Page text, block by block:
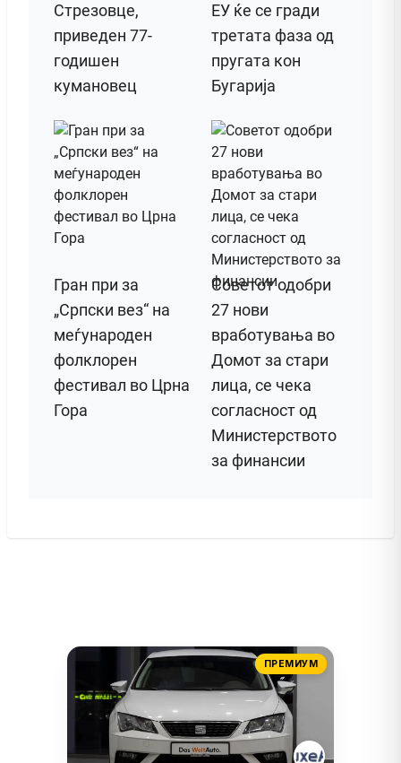
Стрезовце,
приведен 77-
годишен
кумановец
ЕУ ќе се гради
третата фаза од
пругата кон
Бугарија
Гран при за
„Српски вез“ на
меѓународен
фолклорен
фестивал во Црна
Гора
Советот одобри
27 нови
вработувања во
Домот за стари
лица, се чека
согласност од
Министерството
за финансии
ПРЕМИУМ